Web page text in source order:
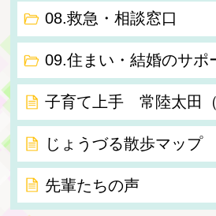
08.救急・相談窓口
09.住まい・結婚のサポ
子育て上手 常陸太田（
じょうづる散歩マップ
先輩たちの声